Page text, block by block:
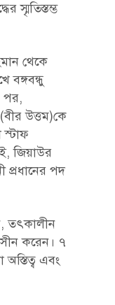
স্মৃতিস্তম্ভ
থেকে
বঙ্গবন্ধু
পর,
উত্তম)কে
স্টাফ
জিয়াউর
প্রধানের পদ
তৎকালীন
করেন। ৭
এবং